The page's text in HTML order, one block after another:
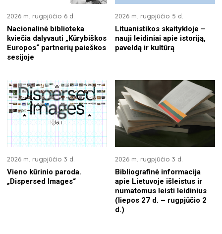
2026 m. rugpjūčio 6 d.
Nacionalinė biblioteka
kviečia dalyvauti „Kūrybiškos
Europos“ partnerių paieškos
sesijoje
2026 m. rugpjūčio 5 d.
Lituanistikos skaitykloje –
nauji leidiniai apie istoriją,
paveldą ir kultūrą
2026 m. rugpjūčio 3 d.
Vieno kūrinio paroda.
„Dispersed Images“
2026 m. rugpjūčio 3 d.
Bibliografinė informacija
apie Lietuvoje išleistus ir
numatomus leisti leidinius
(liepos 27 d. – rugpjūčio 2
d.)